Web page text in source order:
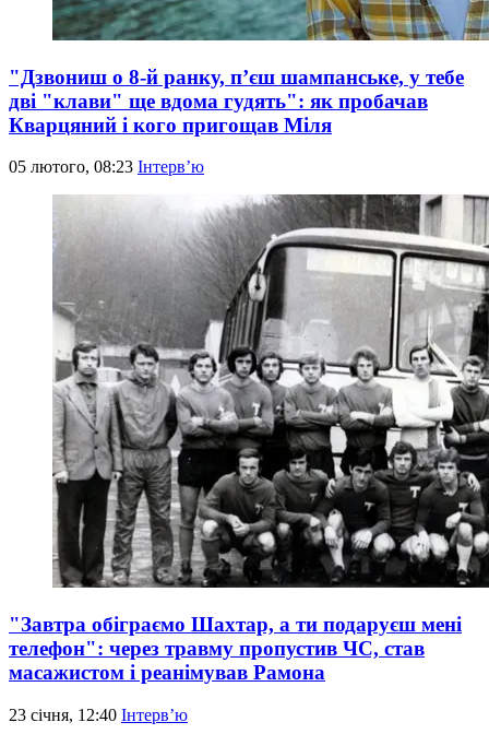
"Дзвониш о 8-й ранку, п’єш шампанське, у тебе
дві "клави" ще вдома гудять": як пробачав
Кварцяний і кого пригощав Міля
05 лютого, 08:23 Інтерв’ю
"Завтра обіграємо Шахтар, а ти подаруєш мені
телефон": через травму пропустив ЧС, став
масажистом і реанімував Рамона
23 січня, 12:40 Інтерв’ю